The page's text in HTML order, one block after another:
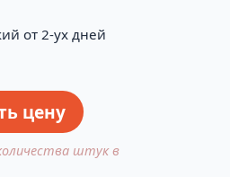
от 2-ух дней
цену
штук в